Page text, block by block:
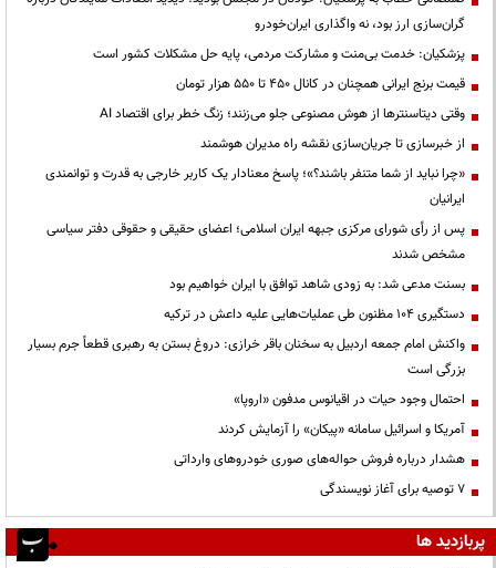
گران‌سازی ارز بود، نه واگذاری ایران‌خودرو
پزشکیان: خدمت بی‌منت و مشارکت مردمی، پایه حل مشکلات کشور است
قیمت‌ برنج ایرانی همچنان در کانال ۴۵۰ تا ۵۵۰ هزار تومان
وقتی دیتاسنترها از هوش مصنوعی جلو می‌زنند؛ زنگ خطر برای اقتصاد AI
از خبرسازی تا جریان‌سازی نقشه راه مدیران هوشمند
«چرا نباید از شما متنفر باشند؟»؛ پاسخ معنادار یک کاربر خارجی به قدرت و توانمندی
ایرانیان
پس از رأی شورای مرکزی جبهه ایران اسلامی؛ اعضای حقیقی و حقوقی دفتر سیاسی
مشخص شدند
بسنت مدعی شد: به زودی شاهد توافق با ایران خواهیم بود
دستگیری ۱۰۴ مظنون طی عملیات‌هایی علیه داعش در ترکیه
واکنش امام جمعه اردبیل به سخنان باقر خرازی: دروغ بستن به رهبری قطعاً جرم بسیار
بزرگی است
احتمال وجود حیات در اقیانوس مدفون «اروپا»
آمریکا و اسرائیل سامانه «پیکان» را آزمایش کردند
هشدار درباره فروش حواله‌های صوری خودروهای وارداتی
۷ توصیه برای آغاز نویسندگی
پربازدید ها